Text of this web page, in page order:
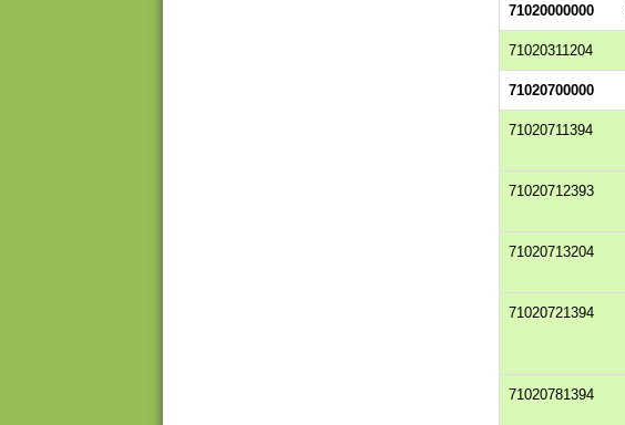
71020000000
71020311204
71020700000
71020711394
71020712393
71020713204
71020721394
71020781394